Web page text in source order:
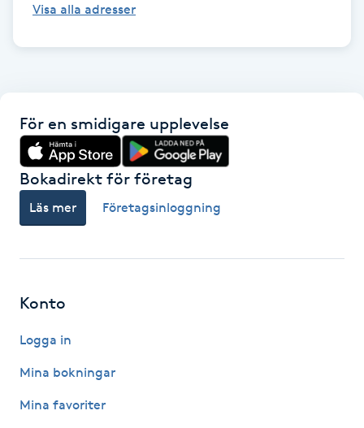
LPG-massage
Luggklippning
Läpptatuering
Manikyr & Pedikyr
Visa alla adresser
För en smidigare upplevelse
Bokadirekt för företag
Läs mer Företagsinloggning
Konto
Logga in
Mina bokningar
Mina favoriter